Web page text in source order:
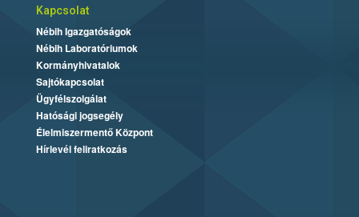
Kapcsolat
Nébih Igazgatóságok
Nébih Laboratóriumok
Kormányhivatalok
Sajtókapcsolat
Ügyfélszolgálat
Hatósági jogsegély
Élelmiszermentő Központ
Hírlevél feliratkozás